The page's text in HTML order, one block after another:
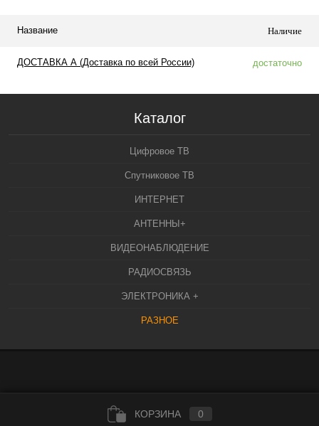
Название Наличие
ДОСТАВКА А (Доставка по всей России) достаточно
Каталог
Цифровое ТВ
Спутниковое ТВ
ИНТЕРНЕТ
АНТЕННЫ+
ВИДЕОНАБЛЮДЕНИЕ
РАДИОСВЯЗЬ
ЭЛЕКТРОНИКА +
РАЗНОЕ
КОРЗИНА 0